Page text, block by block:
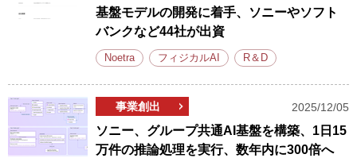
基盤モデルの開発に着手、ソニーやソフト
バンクなど44社が出資
Noetra フィジカルAI R＆D
事業創出 2025/12/05
ソニー、グループ共通AI基盤を構築、1日15
万件の推論処理を実行、数年内に300倍へ